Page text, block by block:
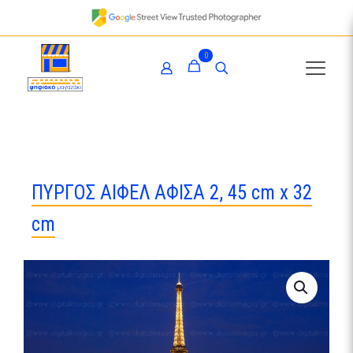
0
ΠΥΡΓΟΣ ΑΙΦΕΛ ΑΦΙΣΑ 2, 45 cm x 32
cm